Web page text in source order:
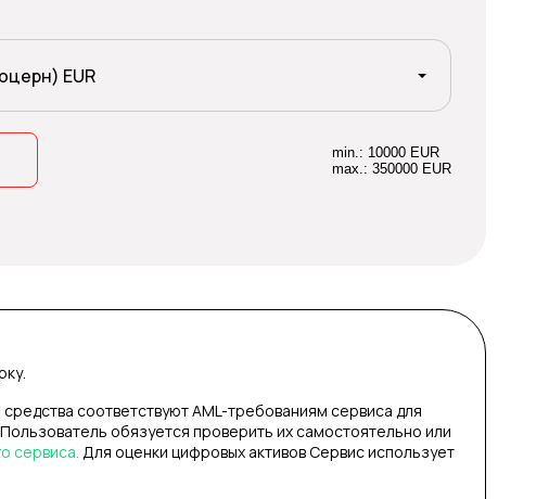
EUR
min.: 10000 EUR
max.: 350000 EUR
соответствуют AML-требованиям сервиса для
обязуется проверить их самостоятельно или
сервиса. Для оценки цифровых активов Сервис использует